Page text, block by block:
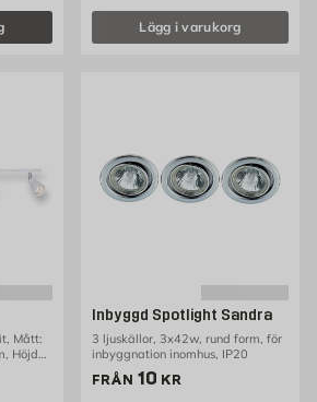
Lägg i varukorg
Mått:
Höjd
Inbyggd Spotlight Sandra
3 ljuskällor, 3x42w, rund form, för
inbyggnation inomhus, IP20
FRÅN Pris 10 kr
10 KR